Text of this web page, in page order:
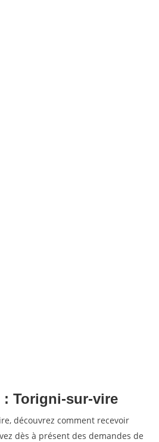
Torigni-sur-vire
découvrez comment recevoir
dès à présent des demandes de